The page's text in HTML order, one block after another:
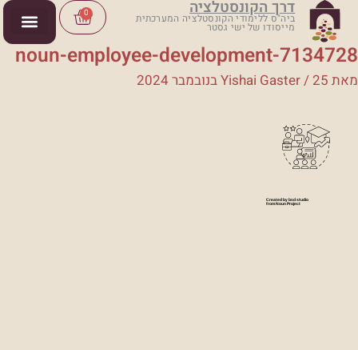
דילוג
לתוכן
דרך הקונסטלציה
ביה"ס ללימודי הקונסטלציה המערכתית
מייסודו של ישי גסטר
0
Cart
noun-employee-development-7134728
מאת Yishai Gaster/ 25 בנובמבר 2024